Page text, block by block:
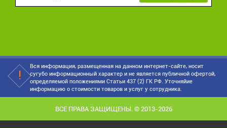
Вся информация, размещенная на данном интернет-сайте, носит
сугубо информационный характер и не является публичной офертой,
определяемой положениями Статьи 437 (2) ГК РФ. Уточняйие
информацию о стоимости товаров и услуг у сотрудника.
ВСЕ ПРАВА ЗАЩИЩЕНЫ. © 2013-2026